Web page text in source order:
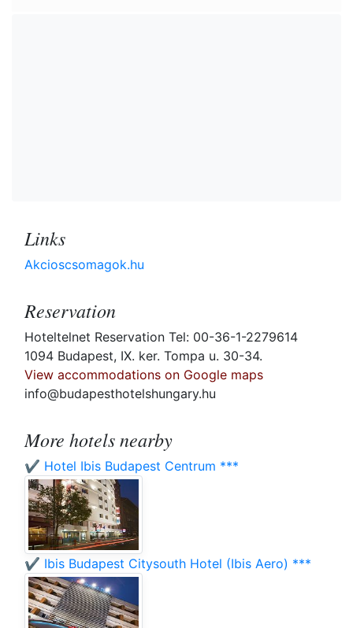
Links
Akcioscsomagok.hu
Reservation
Hoteltelnet Reservation Tel: 00-36-1-2279614
1094 Budapest, IX. ker. Tompa u. 30-34.
View accommodations on Google maps
info@budapesthotelshungary.hu
More hotels nearby
✔️ Hotel Ibis Budapest Centrum ***
✔️ Ibis Budapest Citysouth Hotel (Ibis Aero) ***